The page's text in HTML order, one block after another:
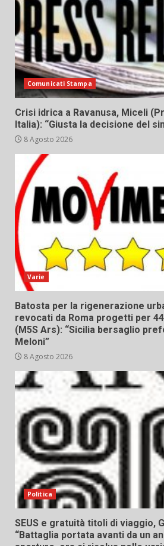
Comunicati Stampa
Crisi idrica a Ravanusa, Miceli
Italia): “Giusta la decisione del
8 Agosto 2026
Varie
Batosta per la rigenerazione
revocati da Roma progetti per
(M5S Ars): “Sicilia bersaglio
Meloni”
8 Agosto 2026
Politica
SEUS e gratuità titoli di viaggio,
“Battaglia portata avanti da un